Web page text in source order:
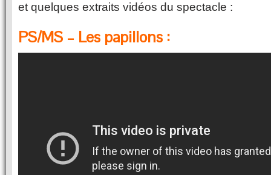
et quelques extraits vidéos du spectacle :
PS/MS – Les papillons :